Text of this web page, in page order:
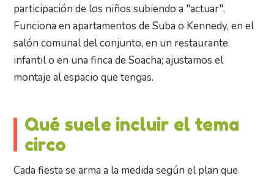
participación de los niños subiendo a "actuar".
Funciona en apartamentos de Suba o Kennedy, en el
salón comunal del conjunto, en un restaurante
infantil o en una finca de Soacha; ajustamos el
montaje al espacio que tengas.
Qué suele incluir el tema
circo
Cada fiesta se arma a la medida según el plan que